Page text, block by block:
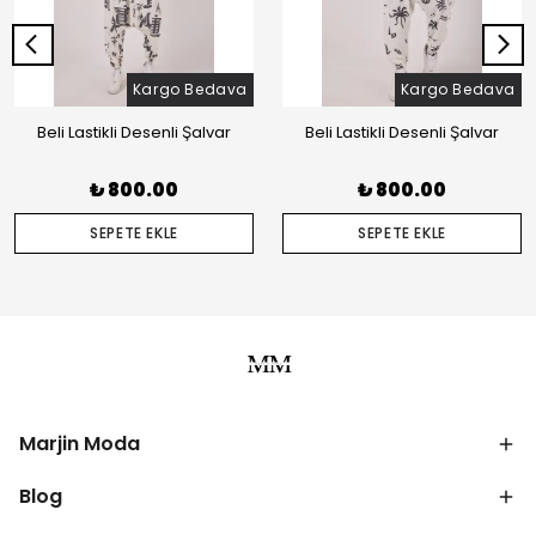
Kargo Bedava
Beli Lastikli Desenli Şalvar
₺ 800.00
SEPETE EKLE
Kargo Bedava
Beli Lastikli Desenli Şalvar
₺ 800.00
SEPETE EKLE
Marjin Moda
Blog